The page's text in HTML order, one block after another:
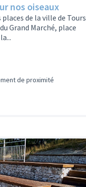
nos oiseaux
de la ville de Tours
Grand Marché, place
de proximité